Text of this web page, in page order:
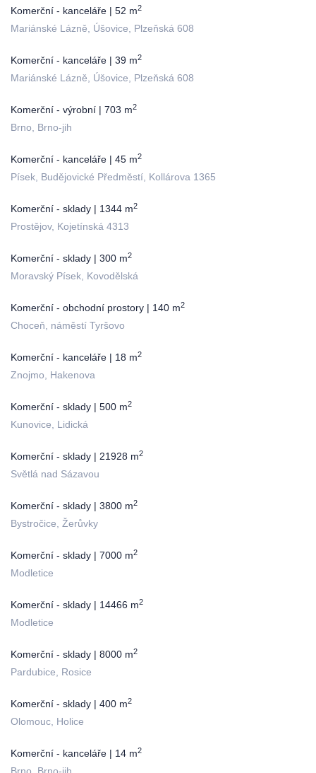
Komerční - kanceláře | 52 m2
Mariánské Lázně, Úšovice, Plzeňská 608
Komerční - kanceláře | 39 m2
Mariánské Lázně, Úšovice, Plzeňská 608
Komerční - výrobní | 703 m2
Brno, Brno-jih
Komerční - kanceláře | 45 m2
Písek, Budějovické Předměstí, Kollárova 1365
Komerční - sklady | 1344 m2
Prostějov, Kojetínská 4313
Komerční - sklady | 300 m2
Moravský Písek, Kovodělská
Komerční - obchodní prostory | 140 m2
Choceň, náměstí Tyršovo
Komerční - kanceláře | 18 m2
Znojmo, Hakenova
Komerční - sklady | 500 m2
Kunovice, Lidická
Komerční - sklady | 21928 m2
Světlá nad Sázavou
Komerční - sklady | 3800 m2
Bystročice, Žerůvky
Komerční - sklady | 7000 m2
Modletice
Komerční - sklady | 14466 m2
Modletice
Komerční - sklady | 8000 m2
Pardubice, Rosice
Komerční - sklady | 400 m2
Olomouc, Holice
Komerční - kanceláře | 14 m2